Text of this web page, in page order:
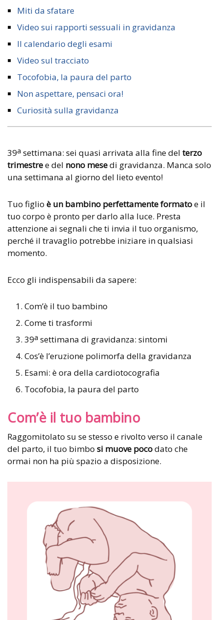
Miti da sfatare
Video sui rapporti sessuali in gravidanza
Il calendario degli esami
Video sul tracciato
Tocofobia, la paura del parto
Non aspettare, pensaci ora!
Curiosità sulla gravidanza
39a settimana: sei quasi arrivata alla fine del terzo
trimestree del nono mesedi gravidanza. Manca solo
una settimana al giorno del lieto evento!
Tuo figlio è un bambino perfettamente formatoe il
tuo corpo è pronto per darlo alla luce. Presta
attenzione ai segnali che ti invia il tuo organismo,
perché il travaglio potrebbe iniziare in qualsiasi
momento.
Ecco gli indispensabili da sapere:
Com’è il tuo bambino
Come ti trasformi
39a settimana di gravidanza: sintomi
Cos’è l’eruzione polimorfa della gravidanza
Esami: è ora della cardiotocografia
Tocofobia, la paura del parto
Com’è il tuo bambino
Raggomitolato su se stesso e rivolto verso il canale
del parto, il tuo bimbo si muove pocodato che
ormai non ha più spazio a disposizione.